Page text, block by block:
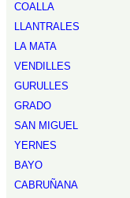
COALLA
LLANTRALES
LA MATA
VENDILLES
GURULLES
GRADO
SAN MIGUEL
YERNES
BAYO
CABRUÑANA